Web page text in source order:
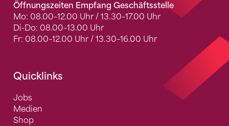
Öffnungszeiten Empfang Geschäftsstelle
Mo: 08.00–12.00 Uhr / 13.30–17.00 Uhr
Di-Do: 08.00–13.00 Uhr
Fr: 08.00–12.00 Uhr / 13.30–16.00 Uhr
Quicklinks
Jobs
Medien
Shop